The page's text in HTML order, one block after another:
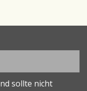
sollte nicht